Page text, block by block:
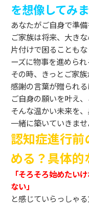
を想像してみ
あなたがご自身で準備
ご家族は将来、大き
片付けで困ることも
ーズに物事を進められ
その時、きっとご家
感謝の言葉が贈られる
ご自身の願いを叶え
そんな温かい未来を
一緒に築いていきませ
認知症進行
める？具体
「そろそろ始めたい
ない」
と感じていらっしゃ